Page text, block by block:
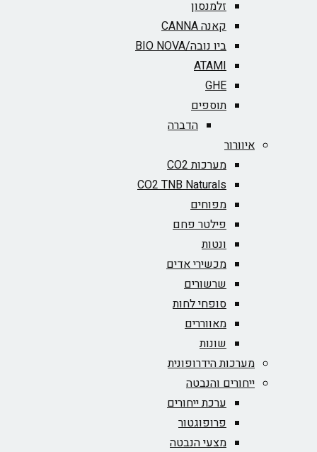
זלמנסון
קאנה CANNA
ביו נובה/BIO NOVA‏
ATAMI
GHE
תוספים
הדברה
איוורור
מערכות CO2
CO2 TNB Naturals
מפוחים
פילטר פחם
ונטות
מכשירי אדים
שרשורים
סופחי לחות
מאווררים
שונות
מערכות הידרופונית
ייחורים והנבטה
ערכת ייחורים
פרופוגטור
מצעי הנבטה